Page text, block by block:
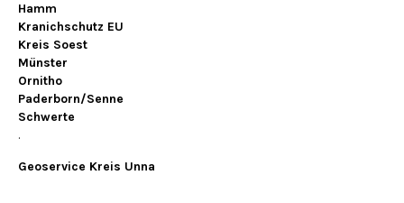
Hamm
Kranichschutz EU
Kreis Soest
Münster
Ornitho
Paderborn/Senne
Schwerte
.
Geoservice Kreis Unna